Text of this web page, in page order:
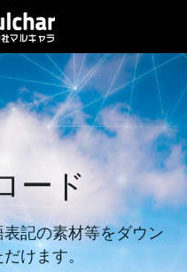
ード
記の素材等をダウン
けます。
ゴリー